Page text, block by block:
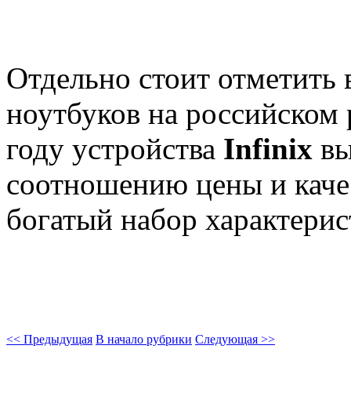
Отдельно стоит
ноутбуков на
году устройства Infinix
соотношению цены и
богатый набор
<< Предыдущая В начало рубрики Следующая >>